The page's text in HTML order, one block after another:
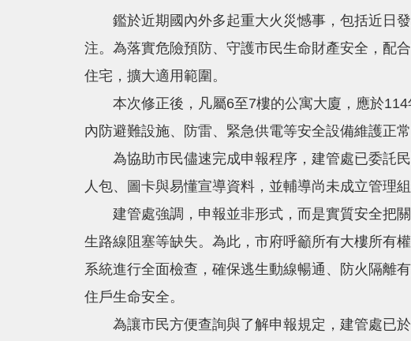
鑑於近期國內外多起重大火災憾事，包括近日發
注。為落實危險預防、守護市民生命財產安全，配
住宅，擴大適用範圍。
本次修正後，凡屬6至7樓的公寓大廈，應於114
內防避難設施、防雷、緊急供電等安全設備維護正
為協助市民儘速完成申報程序，建管處已委託民
人包、圖卡與易懂宣導資料，並輔導尚未成立管理
建管處強調，申報並非形式，而是實質安全把關
生路線阻塞等缺失。為此，市府呼籲所有大樓所有
系統進行全面檢查，確保逃生動線暢通、防火隔離
住戶生命安全。
為讓市民方便查詢與了解申報規定，建管處已於